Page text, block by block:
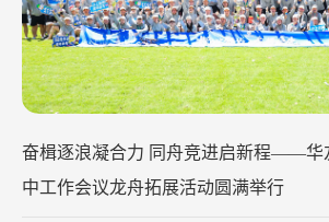
华友钴业2026年中工作会议在苏州召开